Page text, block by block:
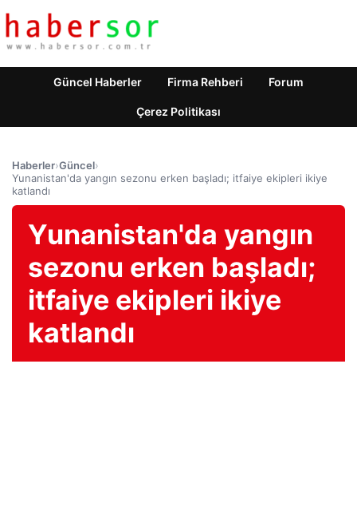
Güncel Haberler Firma Rehberi Forum
Çerez Politikası
Haberler›Güncel›
Yunanistan'da yangın sezonu erken başladı; itfaiye ekipleri ikiye
katlandı
Yunanistan'da yangın
sezonu erken başladı;
itfaiye ekipleri ikiye
katlandı